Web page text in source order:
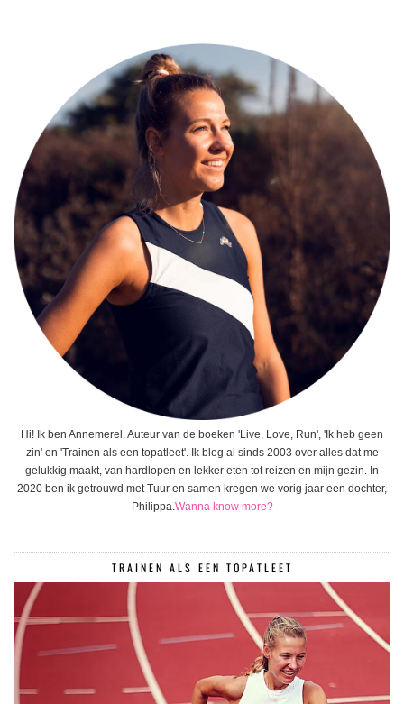
Hi! Ik ben Annemerel. Auteur van de boeken 'Live, Love, Run', 'Ik heb geen
zin' en 'Trainen als een topatleet'. Ik blog al sinds 2003 over alles dat me
gelukkig maakt, van hardlopen en lekker eten tot reizen en mijn gezin. In
2020 ben ik getrouwd met Tuur en samen kregen we vorig jaar een dochter,
Philippa.Wanna know more?
TRAINEN ALS EEN TOPATLEET